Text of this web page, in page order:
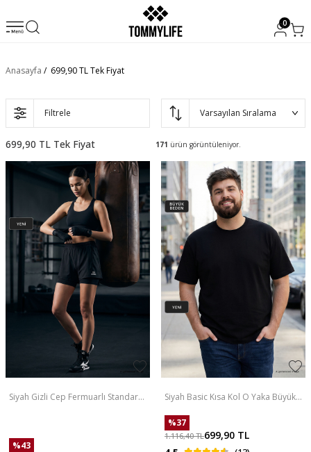
0
Anasayfa / 699,90 TL Tek Fiyat
Filtrele
699,90 TL Tek Fiyat 171 ürün görüntüleniyor.
Siyah Gizli Cep Fermuarlı Standart
%43
Siyah Basic Kısa Kol O Yaka Büyük
%37
1.116,40TL699,90 TL